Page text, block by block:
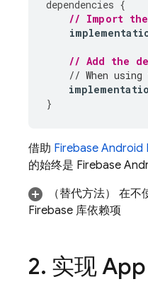
dependencies {
// Import the
// Add the
// When using
}
借助 Firebase Android
的始终是 Firebase
（替代方法）
在不
Firebase 库依赖项
2. 实现